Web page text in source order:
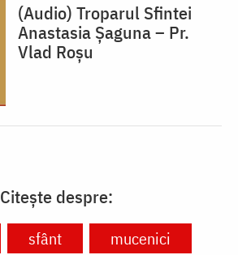
(Audio) Troparul Sfintei
Anastasia Șaguna – Pr.
Vlad Roșu
Citește despre:
sfânt mucenici